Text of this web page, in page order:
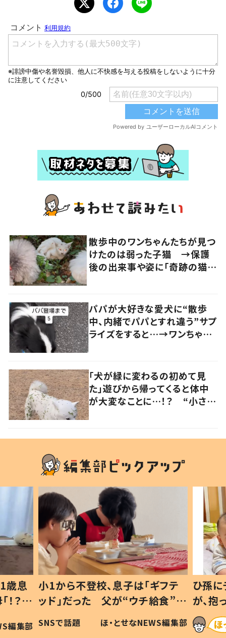
散歩中のワンちゃんたちが見つ
けたのは弱った子猫 →保護
後の出来事や姿に「奇跡の猫ち
パパが大好きな愛犬に“散歩
中、内緒でパパとすれ違う”サプ
ライズをすると…→ワンちゃん
「犬が緑に変わるの初めて見
た」遊びから帰ってくると体中
が大変なことに…！？ “小さい
歳息
？」
編集部
小1から不登校、息子は「ギフテ
ッド」だった 父が“ウチ給食”を
作り続ける理由とは #令和の親
#令和の子
SNSで話題 ほ・とせなNEWS編集部
ひ孫
が、
「涙が
い」